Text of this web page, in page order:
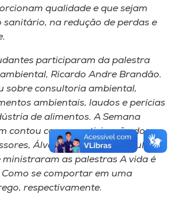
qualidade e que sejam
sanitário, na redução de perdas e
participaram da palestra
Ricardo Andre Brandão.
sobre consultoria ambiental,
ambientais, laudos e perícias
de alimentos. A Semana
contou com a participação dos
Álvaro Cielo Mahl e Paula
ministraram as palestrasA vida é
Como se comportar em uma
, respectivamente.